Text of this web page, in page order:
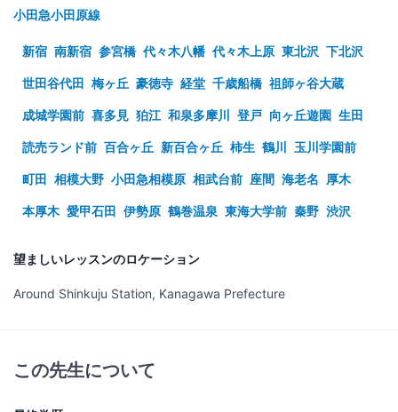
小田急小田原線
新宿 南新宿 参宮橋 代々木八幡 代々木上原 東北沢 下北沢
世田谷代田 梅ヶ丘 豪徳寺 経堂 千歳船橋 祖師ヶ谷大蔵
成城学園前 喜多見 狛江 和泉多摩川 登戸 向ヶ丘遊園 生田
読売ランド前 百合ヶ丘 新百合ヶ丘 柿生 鶴川 玉川学園前
町田 相模大野 小田急相模原 相武台前 座間 海老名 厚木
本厚木 愛甲石田 伊勢原 鶴巻温泉 東海大学前 秦野 渋沢
望ましいレッスンのロケーション
Around Shinkuju Station, Kanagawa Prefecture
この先生について